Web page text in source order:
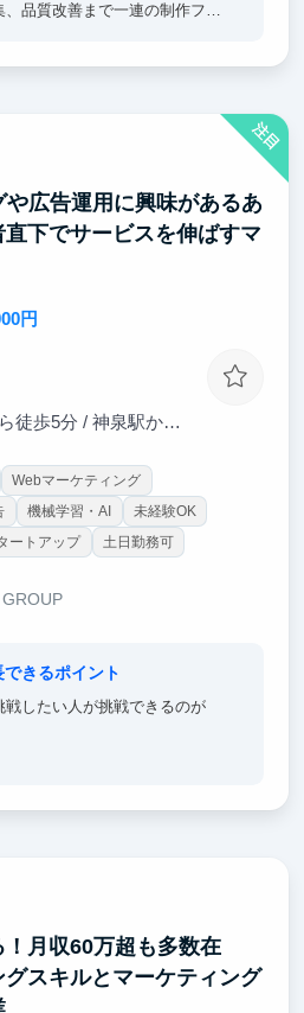
品質改善まで一連の制作フロ
注目
広告運用に興味があるあ
下でサービスを伸ばすマ
円
5分 / 神泉駅から徒歩3分
Webマーケティング
機械学習・AI
未経験OK
ートアップ 土日勤務可
きるポイント
戦したい人が挑戦できるのが
に出していただいています。
GROUPに関わったインタ
を持って社会で活躍いただいて
！月収60万超も多数在
スキルとマーケティング